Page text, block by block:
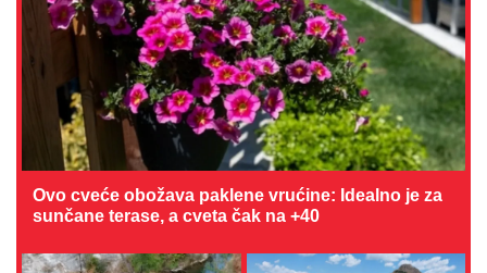
Ovo cveće obožava paklene vrućine: Idealno je za
sunčane terase, a cveta čak na +40